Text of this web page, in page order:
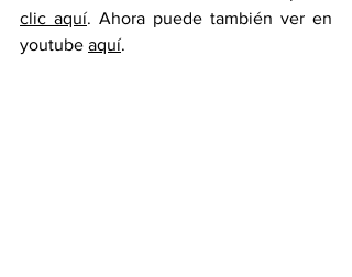
clic aquí. Ahora puede también ver en
youtube aquí.